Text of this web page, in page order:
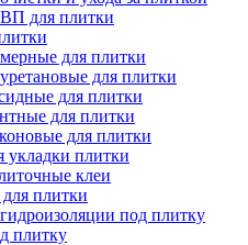
для плитки
для плитки
для плитки
для плитки
для плитки
для плитки
укладки плитки
клеи
плитки
под плитку
плитку